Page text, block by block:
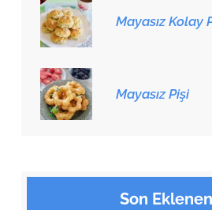
Mayasız Kolay
Mayasız Pişi
Son